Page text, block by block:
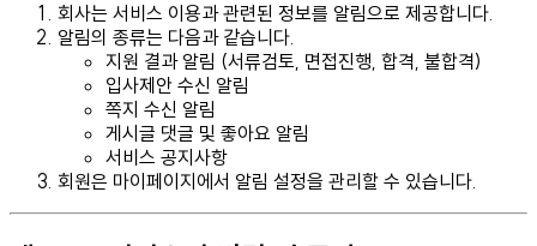
회사는 서비스 이용과 관련된 정보를 알림으로 제공합니다.
알림의 종류는 다음과 같습니다.
지원 결과 알림 (서류검토, 면접진행, 합격, 불합격)
입사제안 수신 알림
쪽지 수신 알림
게시글 댓글 및 좋아요 알림
서비스 공지사항
회원은 마이페이지에서 알림 설정을 관리할 수 있습니다.